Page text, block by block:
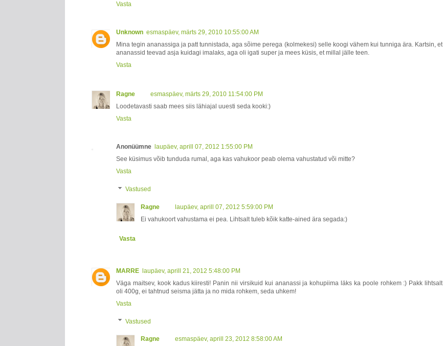
Vasta
Unknown esmaspäev, märts 29, 2010 10:55:00 AM
Mina tegin ananassiga ja patt tunnistada, aga sõime perega (kolmekesi) selle koogi vähem kui tunniga ära. Kartsin, et
ananassid teevad asja kuidagi imalaks, aga oli igati super ja mees küsis, et millal jälle teen.
Vasta
Ragne
esmaspäev, märts 29, 2010 11:54:00 PM
Loodetavasti saab mees siis lähiajal uuesti seda kooki:)
Vasta
Anonüümne
laupäev, aprill 07, 2012 1:55:00 PM
See küsimus võib tunduda rumal, aga kas vahukoor peab olema vahustatud või mitte?
Vasta
Vastused
Ragne
laupäev, aprill 07, 2012 5:59:00 PM
Ei vahukoort vahustama ei pea. Lihtsalt tuleb kõik katte-ained ära segada:)
Vasta
MARRE laupäev, aprill 21, 2012 5:48:00 PM
Väga maitsev, kook kadus kiiresti! Panin nii virsikuid kui ananassi ja kohupiima läks ka poole rohkem :) Pakk lihtsalt
oli 400g, ei tahtnud seisma jätta ja no mida rohkem, seda uhkem!
Vasta
Vastused
Ragne
esmaspäev, aprill 23, 2012 8:58:00 AM